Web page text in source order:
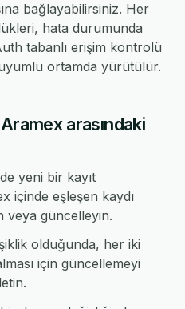
bağlayabilirsiniz. Her
hata durumunda
tabanlı erişim kontrolü
ortamda yürütülür.
arasındaki
yeni bir kayıt
içinde eşleşen kaydı
veya güncelleyin.
olduğunda, her iki
için güncellemeyi